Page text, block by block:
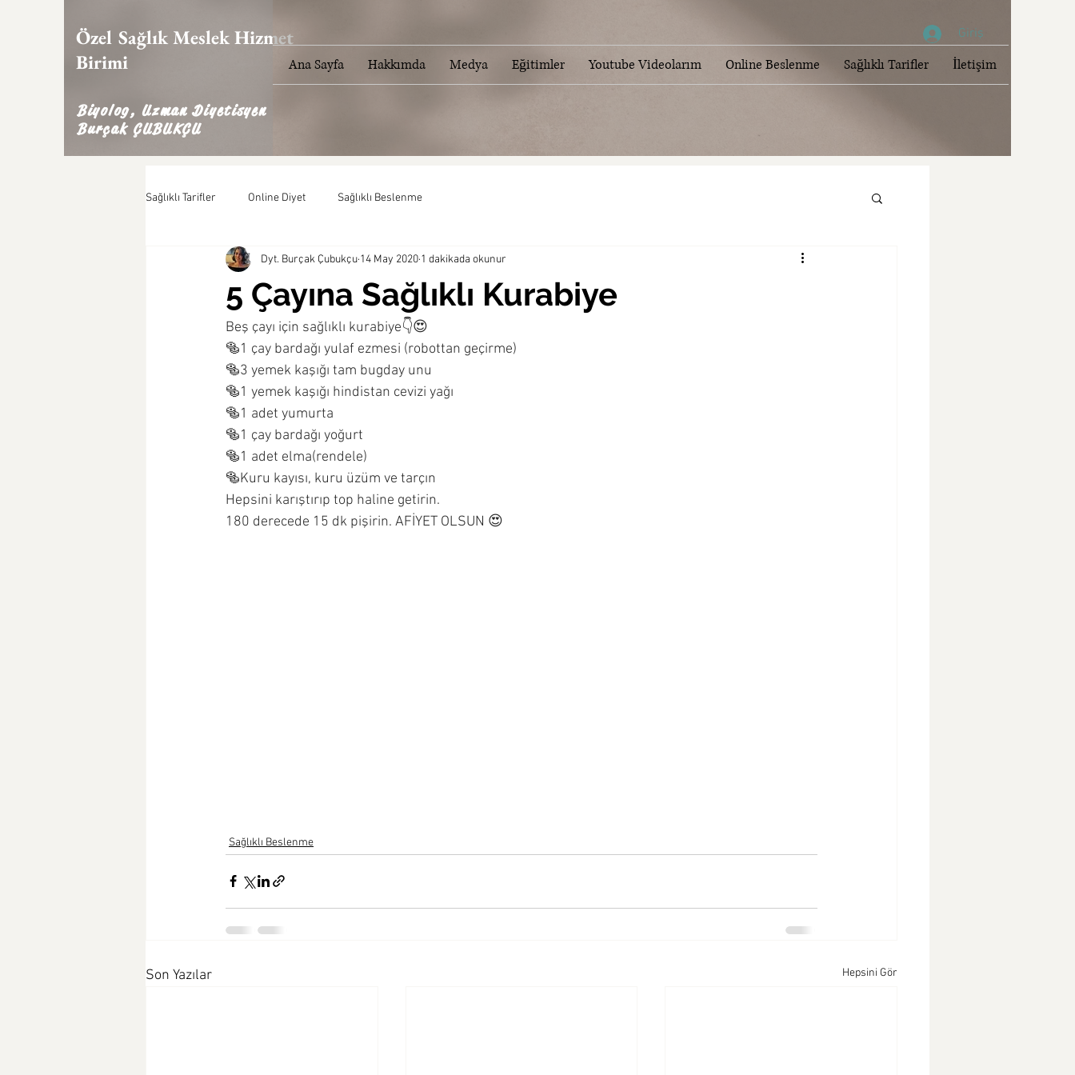
Özel Sağlık Meslek Hizmet
Birimi
Biyolog, Uzman Diyetisyen
Burçak ÇUBUKÇU
Ana Sayfa Hakkımda Medya Eğitimler Youtube Videolarım Online Beslenme Sağlıklı Tarifler İletişim
Giriş
Sağlıklı Tarifler Online Diyet Sağlıklı Beslenme
5 Çayına Sağlıklı Kurabiye
Dyt. Burçak Çubukçu 14 May 2020 1 dakikada okunur
Beş çayı için sağlıklı kurabiye👇😍
🥯1 çay bardağı yulaf ezmesi (robottan geçirme)
🥯3 yemek kaşığı tam bugday unu
🥯1 yemek kaşığı hindistan cevizi yağı
🥯1 adet yumurta
🥯1 çay bardağı yoğurt
🥯1 adet elma(rendele)
🥯Kuru kayısı, kuru üzüm ve tarçın
Hepsini karıştırıp top haline getirin.
180 derecede 15 dk pişirin. AFİYET OLSUN 😍
Sağlıklı Beslenme
Son Yazılar Hepsini Gör